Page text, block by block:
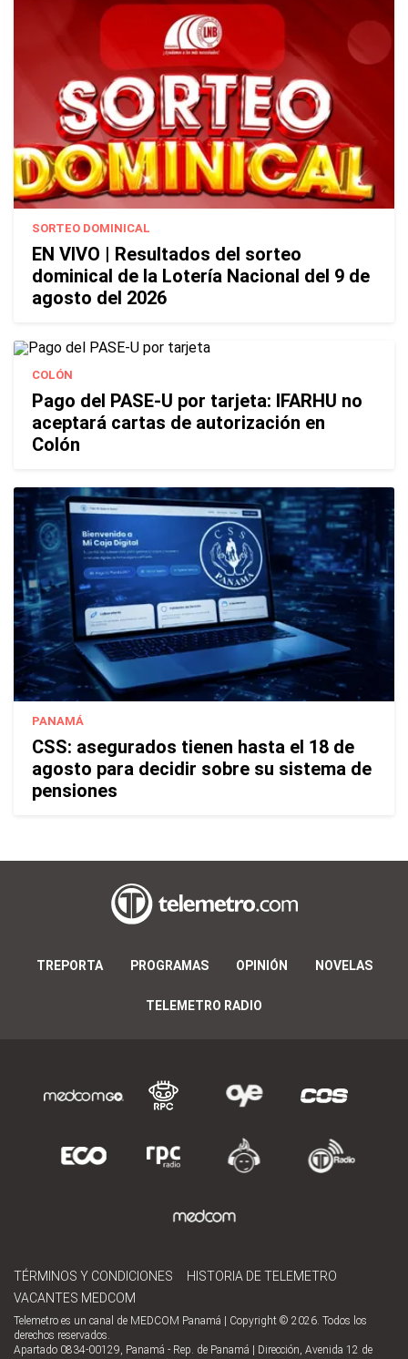
SORTEO DOMINICAL
EN VIVO | Resultados del sorteo
dominical de la Lotería Nacional del 9 de
agosto del 2026
COLÓN
Pago del PASE-U por tarjeta: IFARHU no
aceptará cartas de autorización en
Colón
PANAMÁ
CSS: asegurados tienen hasta el 18 de
agosto para decidir sobre su sistema de
pensiones
TREPORTA PROGRAMAS OPINIÓN NOVELAS
TELEMETRO RADIO
TÉRMINOS Y CONDICIONES
HISTORIA DE TELEMETRO
VACANTES MEDCOM
Telemetro es un canal de MEDCOM Panamá | Copyright © 2026. Todos los
derechos reservados.
Apartado 0834-00129, Panamá - Rep. de Panamá | Dirección, Avenida 12 de